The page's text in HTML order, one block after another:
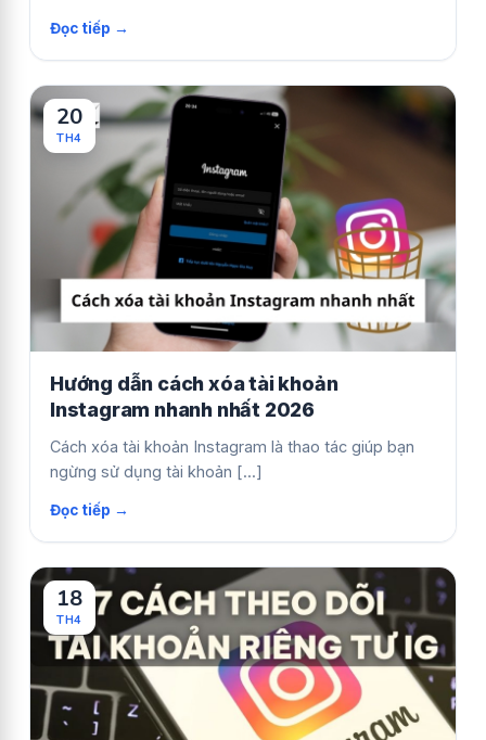
Hướng dẫn cách xóa tài khoản
Instagram nhanh nhất 2026
Cách xóa tài khoản Instagram là thao tác giúp bạn
ngừng sử dụng tài khoản [...]
20
TH4
18
TH4